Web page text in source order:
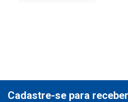
Cadastre-se para